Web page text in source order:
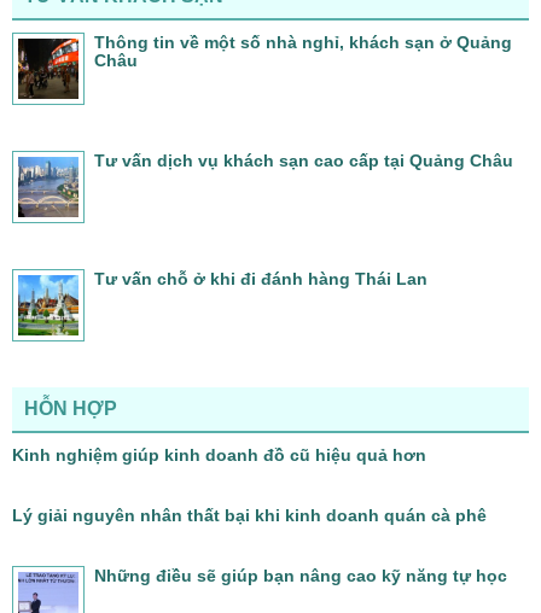
Thông tin về một số nhà nghỉ, khách sạn ở Quảng
Châu
Tư vấn dịch vụ khách sạn cao cấp tại Quảng Châu
Tư vấn chỗ ở khi đi đánh hàng Thái Lan
HỖN HỢP
Kinh nghiệm giúp kinh doanh đồ cũ hiệu quả hơn
Lý giải nguyên nhân thất bại khi kinh doanh quán cà phê
Những điều sẽ giúp bạn nâng cao kỹ năng tự học